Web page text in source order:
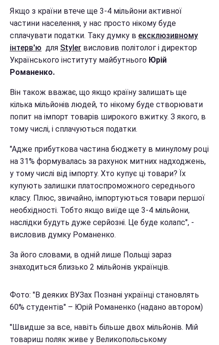
Якщо з країни втече ще 3-4 мільйони активної
частини населення, у нас просто нікому буде
сплачувати податки. Таку думку в ексклюзивному
інтерв'ю для Styler висловив політолог і директор
Українського інституту майбутнього Юрій
Романенко.
Він також вважає, що якщо країну залишать ще
кілька мільйонів людей, то нікому буде створювати
попит на імпорт товарів широкого вжитку. З якого, в
тому числі, і сплачуються податки.
"Адже прибуткова частина бюджету в минулому році
на 31% формувалась за рахунок митних надходжень,
у тому числі від імпорту. Хто купує ці товари? Їх
купують залишки платоспроможного середнього
класу. Плюс, звичайно, імпортуються товари першої
необхідності. Тобто якщо виїде ще 3-4 мільйони,
наслідки будуть дуже серйозні. Це буде колапс", -
висловив думку Романенко.
За його словами, в одній лише Польщі зараз
знаходиться близько 2 мільйонів українців.
Фото: "В деяких ВУЗах Познані українці становлять
60% студентів" – Юрій Романенко (надано автором)
"Швидше за все, навіть більше двох мільйонів. Мій
товариш поляк живе у Великопольському